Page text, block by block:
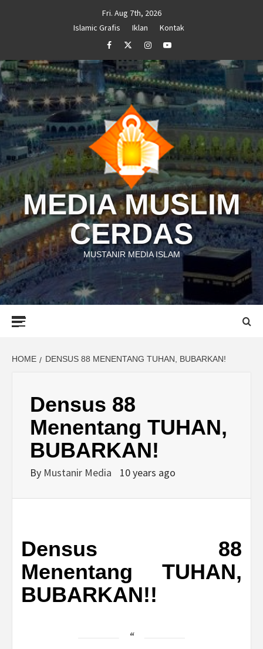
Fri. Aug 7th, 2026
Islamic Grafis
Iklan
Kontak
FacebookTwitterInstagramYoutube
MEDIA MUSLIM
CERDAS
MUSTANIR MEDIA ISLAM
HOME DENSUS 88 MENENTANG TUHAN, BUBARKAN!
Densus 88
Menentang TUHAN,
BUBARKAN!
By Mustanir Media 10 years ago
Densus 88
Menentang TUHAN,
BUBARKAN!!